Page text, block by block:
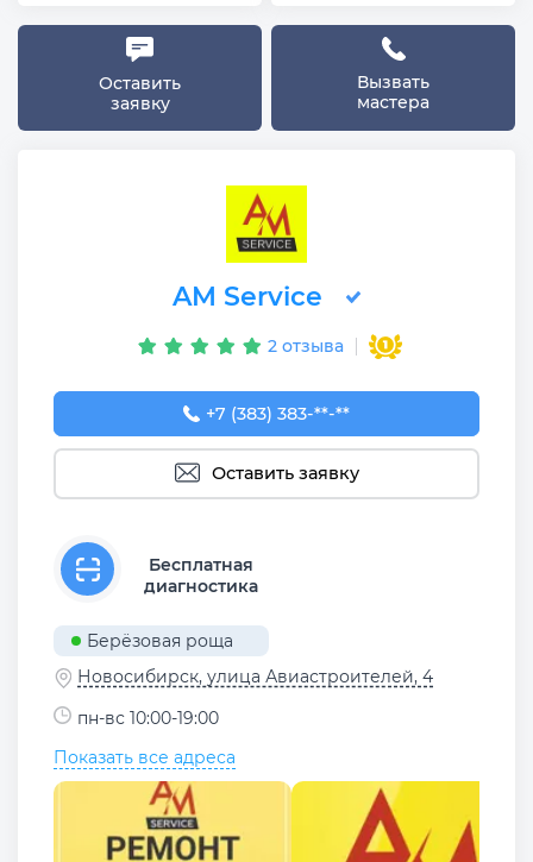
Оставить
заявку
Вызвать
мастера
AM Service
2 отзыва
+7 (383) 383-65-03
+7 (383) 383-**-**
Оставить заявку
Бесплатная
диагностика
Берёзовая роща
Новосибирск, улица Авиастроителей, 4
пн-вс 10:00-19:00
Показать все адреса